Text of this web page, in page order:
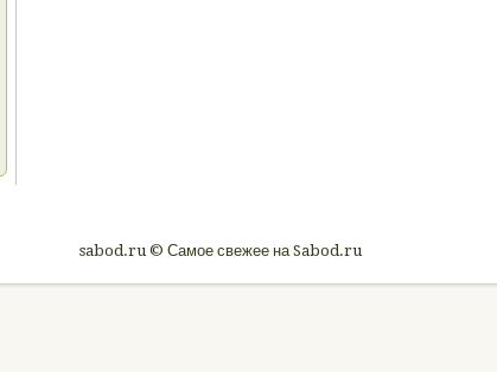
sabod.ru © Самое свежее на Sabod.ru